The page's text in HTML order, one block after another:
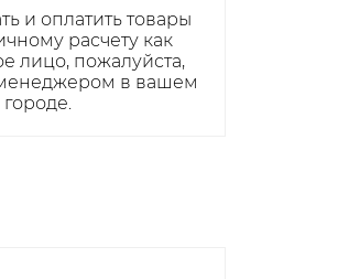
и оплатить товары
расчету как
лицо, пожалуйста,
в вашем
городе.